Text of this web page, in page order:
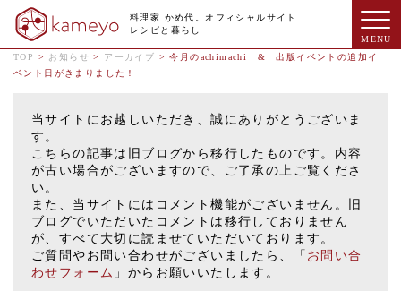
料理家 かめ代。オフィシャルサイト
レシピと暮らし
TOP > お知らせ > アーカイブ >今月のachimachi & 出版イベントの追加イ
ベント日がきまりました！
当サイトにお越しいただき、誠にありがとうございま
す。
こちらの記事は旧ブログから移行したものです。内容
が古い場合がございますので、ご了承の上ご覧くださ
い。
また、当サイトにはコメント機能がございません。旧
ブログでいただいたコメントは移行しておりません
が、すべて大切に読ませていただいております。
ご質問やお問い合わせがございましたら、「 お問い合
わせフォーム 」からお願いいたします。